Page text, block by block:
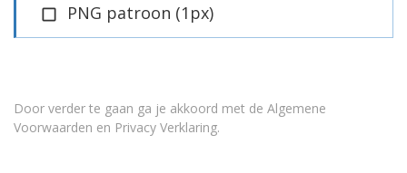
PNG patroon (1px)
Door verder te gaan ga je akkoord met de Algemene
Voorwaarden en Privacy Verklaring.